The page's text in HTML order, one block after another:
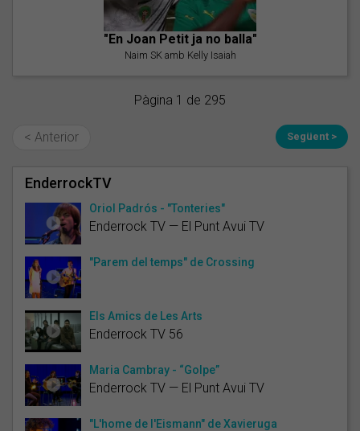
"En Joan Petit ja no balla"
Naim SK amb Kelly Isaiah
Pàgina 1 de 295
< Anterior Següent >
EnderrockTV
Oriol Padrós - "Tonteries"
Enderrock TV — El Punt Avui TV
"Parem del temps" de Crossing
Els Amics de Les Arts
Enderrock TV 56
Maria Cambray - “Golpe”
Enderrock TV — El Punt Avui TV
"L'home de l'Eismann" de Xavieruga